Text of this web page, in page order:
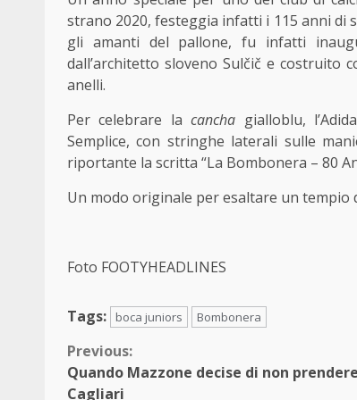
strano 2020, festeggia infatti i 115 anni di
gli amanti del pallone, fu infatti
dall’architetto sloveno Sulčič e costruito
anelli.
Per celebrare lacancha gialloblu,
Semplice, con stringhe laterali sulle
riportante la scritta “La Bombonera – 80
Un modo originale per esaltare un tempio
Foto FOOTYHEADLINES
Tags: boca juniors Bombonera
Continue
Reading
Previous:
Quando Mazzone decise di non
Cagliari